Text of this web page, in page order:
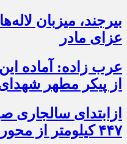
بیرجند، میزبان
عزای مادر
عرب زاده: آماده
از پیکر مطهر
ازابتدای
۴۴۷ کیلومتر از محورهای خراسان جنوبی